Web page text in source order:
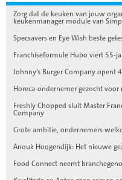
Zorg dat de keuken van jouw
keukenmanager module van
Specsavers en Eye Wish beste
Franchiseformule Hubo viert 55-
Johnny’s Burger Company opent
Horeca-ondernemer gezocht
Freshly Chopped sluit Master
Company
Grote ambitie, ondernemers
Anouk Hoogendijk: Het nieuwe
Food Connect neemt